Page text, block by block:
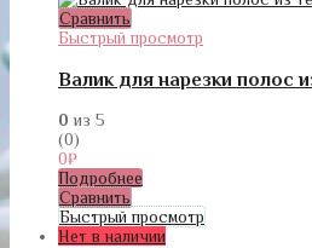
Сравнить
Быстрый просмотр
Валик для нарезки полос
0 из 5
(0)
0₽
Подробнее
Сравнить
Быстрый просмотр
Нет в наличии